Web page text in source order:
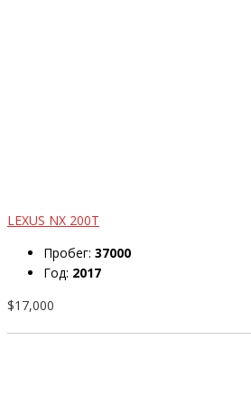
LEXUS NX 200T
Пробег: 37000
Год: 2017
$17,000